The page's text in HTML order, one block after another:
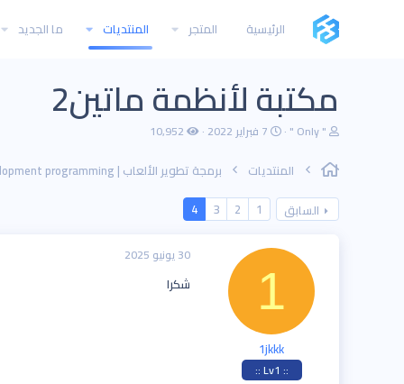
الرئيسية المتجر المنتديات ما الجديد
مكتبة لأنظمة ماتين2
ب
د
ئ
ل
م
" Only " ت
ي
ا
ل
د
7 فبراير 2022 10,952
المنتديات
السابق
1
2
3
4
1
1jkkk
:: Lv1 ::
30 يونيو 2025
شكرا